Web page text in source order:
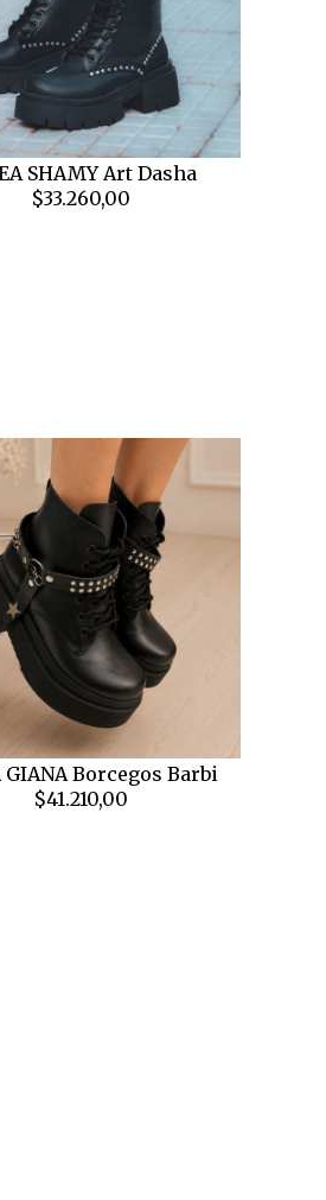
SHAMY Art Dasha
$33.260,00
GIANA Borcegos Barbi
$41.210,00